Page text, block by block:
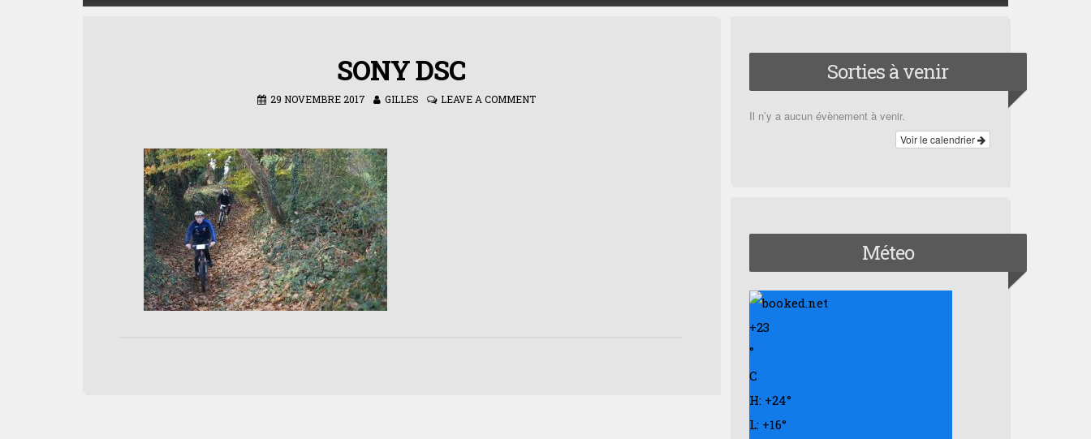
SONY DSC
29 NOVEMBRE 2017 GILLES LEAVE A COMMENT
Sorties à venir
Il n’y a aucun évènement à venir.
Voir le calendrier
Méteo
+23
°
C
H: +24°
L: +16°